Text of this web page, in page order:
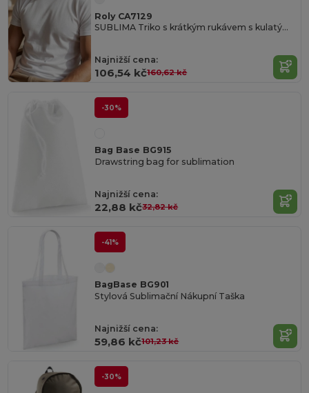
Roly CA7129
SUBLIMA Triko s krátkým rukávem s kulatým průkrčníkem a bočními švy
Najnižší cena:
106,54 kč160,62 kč
-30%
Bag Base BG915
Drawstring bag for sublimation
Najnižší cena:
22,88 kč32,82 kč
-41%
BagBase BG901
Stylová Sublimační Nákupní Taška
Najnižší cena:
59,86 kč101,23 kč
-30%